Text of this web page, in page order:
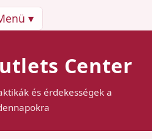
▾
Center
és érdekességek a